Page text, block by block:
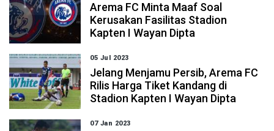
Arema FC Minta Maaf Soal
Kerusakan Fasilitas Stadion
Kapten I Wayan Dipta
05 Jul 2023
Jelang Menjamu Persib, Arema FC
Rilis Harga Tiket Kandang di
Stadion Kapten I Wayan Dipta
07 Jan 2023